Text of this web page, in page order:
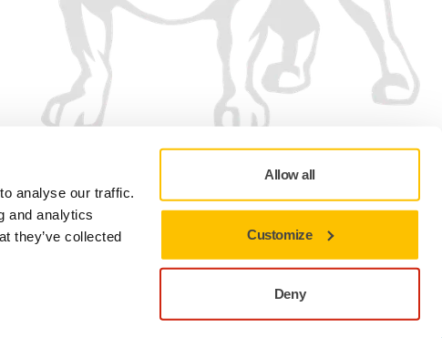
analyse our traffic.
and analytics
they’ve collected
Allow all
Customize
Deny
Fermer pour rester sur le site actuel